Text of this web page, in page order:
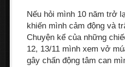
Nếu hỏi mình 10 năm trở
khiến mình cảm động và
Chuyện kể của những
12, 13/11 mình xem vở
gây chấn động tâm can